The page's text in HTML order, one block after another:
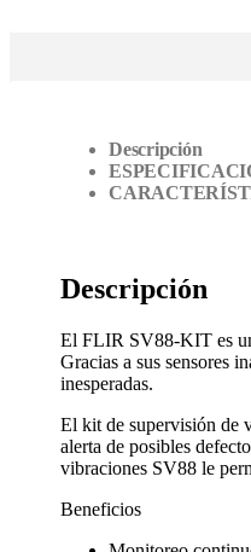
Descripción
Descripción
El FLIR SV88-KIT es
Gracias a sus sensores
inesperadas.
El kit de supervisión de
alerta de posibles
vibraciones SV88 le
Beneficios